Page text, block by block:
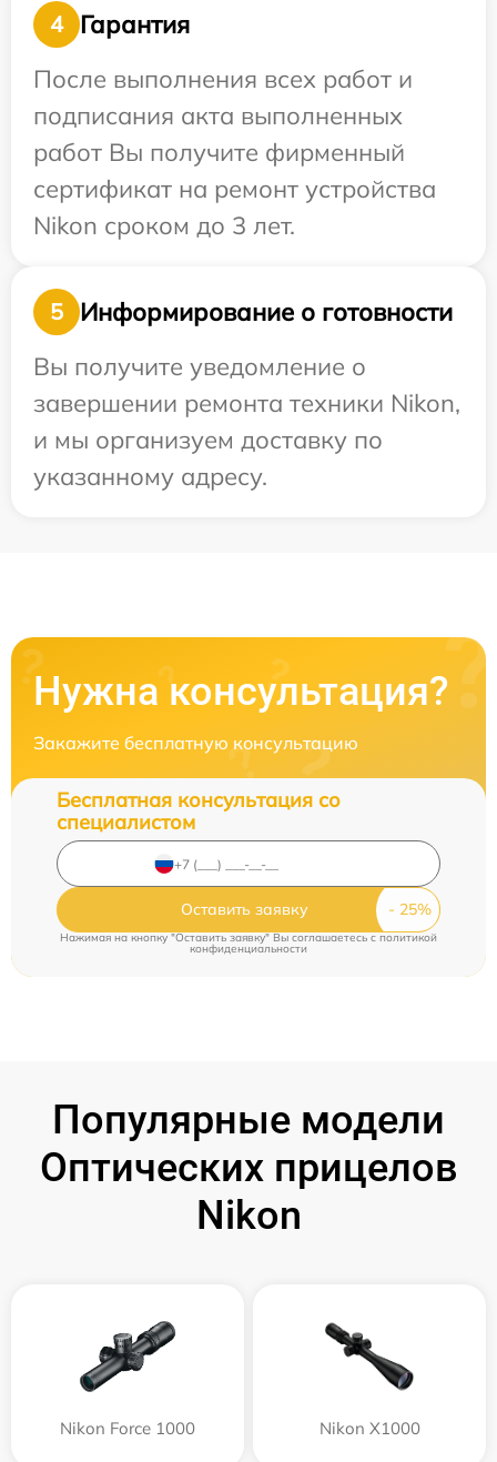
4
Гарантия
После выполнения всех работ и
подписания акта выполненных
работ Вы получите фирменный
сертификат на ремонт устройства
Nikon сроком до 3 лет.
5
Информирование о готовности
Вы получите уведомление о
завершении ремонта техники Nikon,
и мы организуем доставку по
указанному адресу.
Нужна консультация?
Закажите бесплатную консультацию
Бесплатная консультация со
специалистом
Оставить заявку
Нажимая на кнопку "Оставить заявку" Вы соглашаетесь c политикой
конфиденциальности
Популярные модели
Оптических прицелов
Nikon
Nikon Force 1000 Nikon X1000